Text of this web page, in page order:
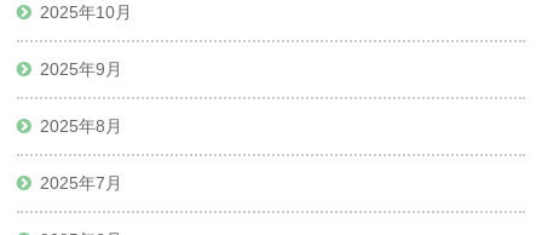
2025年10月
2025年9月
2025年8月
2025年7月